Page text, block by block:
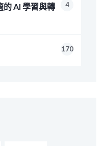
AI 學習與轉
4
170